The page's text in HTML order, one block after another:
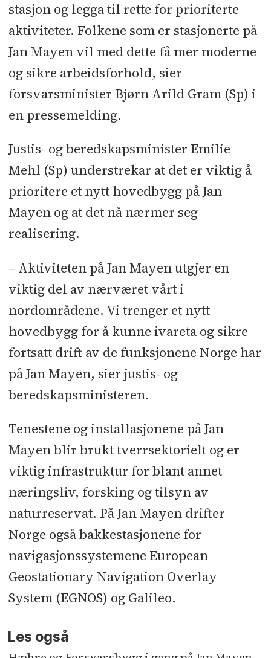
stasjon og legga til rette for prioriterte
aktiviteter. Folkene som er stasjonerte på
Jan Mayen vil med dette få mer moderne
og sikre arbeidsforhold, sier
forsvarsminister Bjørn Arild Gram (Sp) i
en pressemelding.
Justis- og beredskapsminister Emilie
Mehl (Sp) understrekar at det er viktig å
prioritere et nytt hovedbygg på Jan
Mayen og at det nå nærmer seg
realisering.
– Aktiviteten på Jan Mayen utgjer en
viktig del av nærværet vårt i
nordområdene. Vi trenger et nytt
hovedbygg for å kunne ivareta og sikre
fortsatt drift av de funksjonene Norge har
på Jan Mayen, sier justis- og
beredskapsministeren.
Tenestene og installasjonene på Jan
Mayen blir brukt tverrsektorielt og er
viktig infrastruktur for blant annet
næringsliv, forsking og tilsyn av
naturreservat. På Jan Mayen drifter
Norge også bakkestasjonene for
navigasjonssystemene European
Geostationary Navigation Overlay
System (EGNOS) og Galileo.
Les også